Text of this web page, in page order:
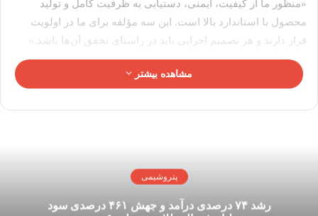
«منظور ما از کیفیت، ایمنی، دستیابی به ظرفیت کامل و تولید
محصول با استاندارد بالا است. این سه مؤلفه برای ما در اولویت
قرار دارند و هر تصمیم اجرایی باید در راستای تحقق آن‌ها باشد.»
مدیرعامل پتروشیمی کارون با اشاره به پیچیدگی‌های فنی پروژه
با صبر و دقت مراحل نهایی را طی کنیم تا به‌زودی شاهد تولید
مشاهده بیشتر
پتروشیمی
رشد ۷۴ درصدی درآمد و جهش ۴۶۱ درصدی سود